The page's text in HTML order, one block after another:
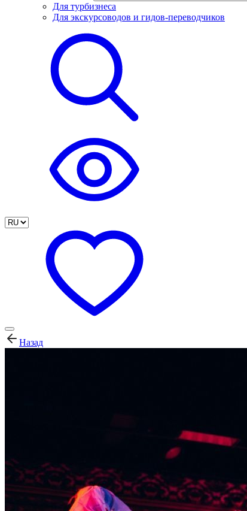
Для турбизнеса
Для экскурсоводов и гидов-переводчиков
Назад